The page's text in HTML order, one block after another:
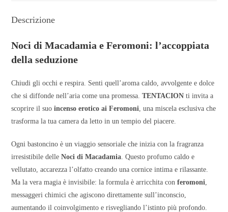
Descrizione
Noci di Macadamia e Feromoni: l’accoppiata
della seduzione
Chiudi gli occhi e respira. Senti quell’aroma caldo, avvolgente e dolce
che si diffonde nell’aria come una promessa.TENTACION ti invita a
scoprire il suoincenso erotico ai Feromoni, una miscela esclusiva che
trasforma la tua camera da letto in un tempio del piacere.
Ogni bastoncino è un viaggio sensoriale che inizia con la fragranza
irresistibile delleNoci di Macadamia. Questo profumo caldo e
vellutato, accarezza l’olfatto creando una cornice intima e rilassante.
Ma la vera magia è invisibile: la formula è arricchita conferomoni,
messaggeri chimici che agiscono direttamente sull’inconscio,
aumentando il coinvolgimento e risvegliando l’istinto più profondo.